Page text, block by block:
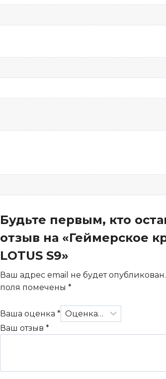
Будьте первым, кто
отзыв на «Геймерское
LOTUS S9»
Ваш адрес email не будет опубликован.
поля помечены*
Ваша оценка*
Ваш отзыв*